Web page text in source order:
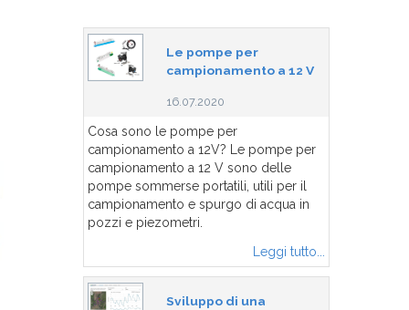
Le pompe per
campionamento a 12 V
16.07.2020
Cosa sono le pompe per
campionamento a 12V? Le pompe per
campionamento a 12 V sono delle
pompe sommerse portatili, utili per il
campionamento e spurgo di acqua in
pozzi e piezometri.
Leggi tutto...
Sviluppo di una